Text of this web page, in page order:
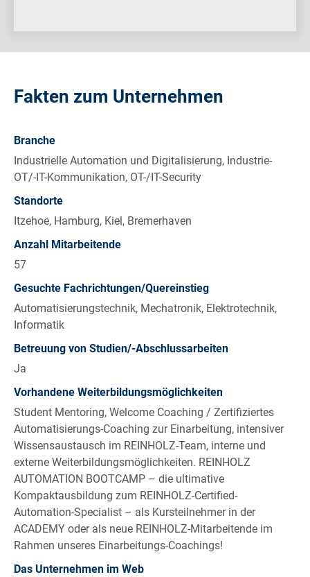
Fakten zum Unternehmen
Branche
Industrielle Automation und Digitalisierung, Industrie-
OT/-IT-Kommunikation, OT-/IT-Security
Standorte
Itzehoe, Hamburg, Kiel, Bremerhaven
Anzahl Mitarbeitende
57
Gesuchte Fachrichtungen/Quereinstieg
Automatisierungstechnik, Mechatronik, Elektrotechnik,
Informatik
Betreuung von Studien/-Abschlussarbeiten
Ja
Vorhandene Weiterbildungsmöglichkeiten
Student Mentoring, Welcome Coaching / Zertifiziertes
Automatisierungs-Coaching zur Einarbeitung, intensiver
Wissensaustausch im REINHOLZ-Team, interne und
externe Weiterbildungsmöglichkeiten. REINHOLZ
AUTOMATION BOOTCAMP – die ultimative
Kompaktausbildung zum REINHOLZ-Certified-
Automation-Specialist – als Kursteilnehmer in der
ACADEMY oder als neue REINHOLZ-Mitarbeitende im
Rahmen unseres Einarbeitungs-Coachings!
Das Unternehmen im Web